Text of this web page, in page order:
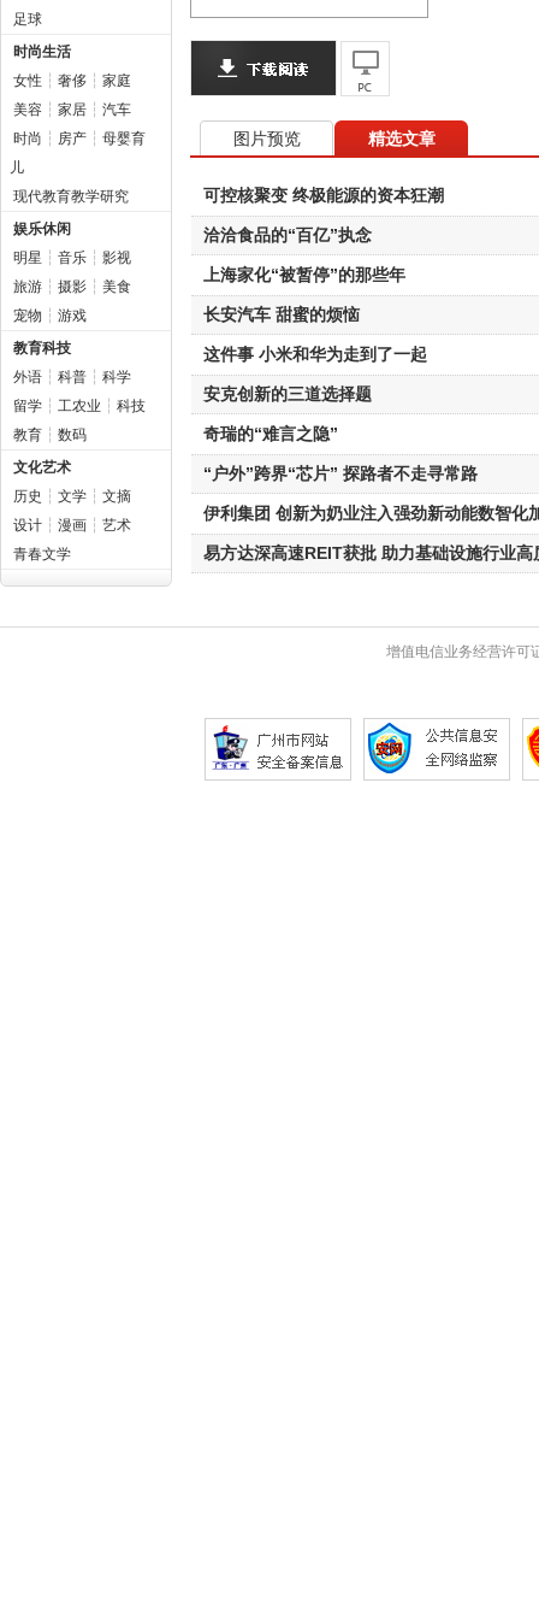
足球
时尚生活
女性 ┆ 奢侈 ┆ 家庭
美容 ┆ 家居 ┆ 汽车
时尚 ┆ 房产 ┆ 母婴育
儿
现代教育教学研究
娱乐休闲
明星 ┆ 音乐 ┆ 影视
旅游 ┆ 摄影 ┆ 美食
宠物 ┆ 游戏
教育科技
外语 ┆ 科普 ┆ 科学
留学 ┆ 工农业 ┆ 科技
教育 ┆ 数码
文化艺术
历史 ┆ 文学 ┆ 文摘
设计 ┆ 漫画 ┆ 艺术
青春文学
图片预览 精选文章
可控核聚变 终极能源的资本狂潮
洽洽食品的“百亿”执念
上海家化“被暂停”的那些年
长安汽车 甜蜜的烦恼
这件事 小米和华为走到了一起
安克创新的三道选择题
奇瑞的“难言之隐”
“户外”跨界“芯片” 探路者不走寻常路
伊利集团 创新为奶业注入强劲新动能数智化
易方达深高速REIT获批 助力基础设施行业高
增值电信业务经营许